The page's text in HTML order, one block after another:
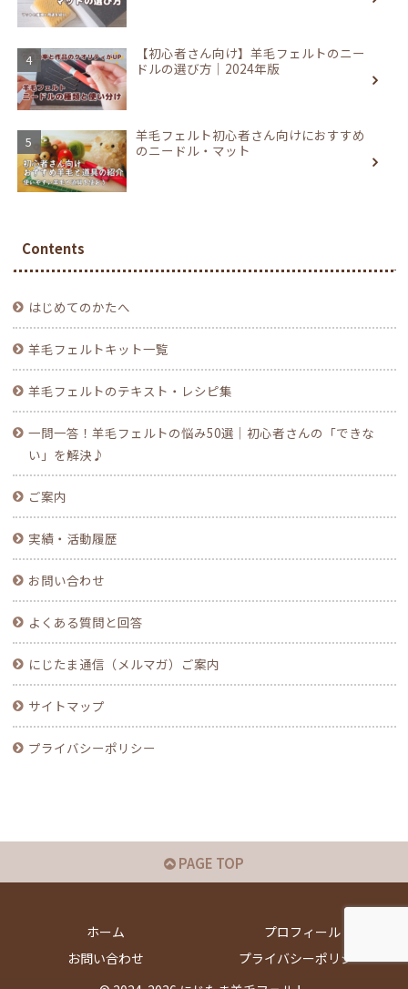
【初心者さん向け】羊毛フェルトのニー
ドルの選び方｜2024年版
羊毛フェルト初心者さん向けにおすすめ
のニードル・マット
Contents
はじめてのかたへ
羊毛フェルトキット一覧
羊毛フェルトのテキスト・レシピ集
一問一答！羊毛フェルトの悩み50選｜初心者さんの「できな
い」を解決♪
ご案内
実績・活動履歴
お問い合わせ
よくある質問と回答
にじたま通信（メルマガ）ご案内
サイトマップ
プライバシーポリシー
PAGE TOP
ホーム
プロフィール
お問い合わせ
プライバシーポリシー